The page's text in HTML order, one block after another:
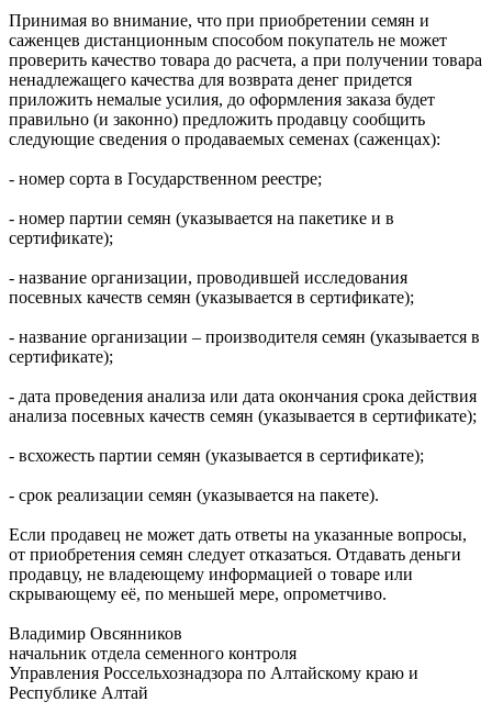
Принимая во внимание, что при приобретении семян и
саженцев дистанционным способом покупатель не может
проверить качество товара до расчета, а при получении товара
ненадлежащего качества для возврата денег придется
приложить немалые усилия, до оформления заказа будет
правильно (и законно) предложить продавцу сообщить
следующие сведения о продаваемых семенах (саженцах):
- номер сорта в Государственном реестре;
- номер партии семян (указывается на пакетике и в
сертификате);
- название организации, проводившей исследования
посевных качеств семян (указывается в сертификате);
- название организации – производителя семян (указывается в
сертификате);
- дата проведения анализа или дата окончания срока действия
анализа посевных качеств семян (указывается в сертификате);
- всхожесть партии семян (указывается в сертификате);
- срок реализации семян (указывается на пакете).
Если продавец не может дать ответы на указанные вопросы,
от приобретения семян следует отказаться. Отдавать деньги
продавцу, не владеющему информацией о товаре или
скрывающему её, по меньшей мере, опрометчиво.
Владимир Овсянников
начальник отдела семенного контроля
Управления Россельхознадзора по Алтайскому краю и
Республике Алтай